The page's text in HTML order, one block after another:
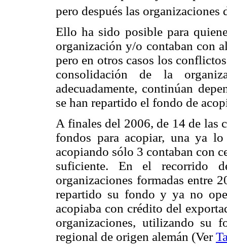
pero después las organizaciones
Ello ha sido posible para
organización y/o contaban con
pero en otros casos los
consolidación de la
adecuadamente, continúan
se han repartido el fondo de
A finales del 2006, de 14 de las
fondos para acopiar, una ya
acopiando sólo 3 contaban con
suficiente. En el recorrido
organizaciones formadas entre
repartido su fondo y ya no
acopiaba con crédito del
organizaciones, utilizando su
regional de origen alemán (Ver